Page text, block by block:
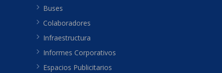
Buses
Colaboradores
Infraestructura
Informes Corporativos
Espacios Publicitarios